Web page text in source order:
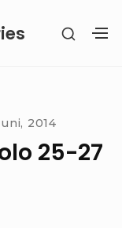
SHOW
2014
25-27